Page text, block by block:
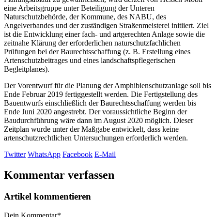
eine Arbeitsgruppe unter Beteiligung der Unteren
Naturschutzbehörde, der Kommune, des NABU, des
Angelverbandes und der zuständigen Straßenmeisterei initiiert. Ziel
ist die Entwicklung einer fach- und artgerechten Anlage sowie die
zeitnahe Klärung der erforderlichen naturschutzfachlichen
Prüfungen bei der Baurechtsschaffung (z. B. Erstellung eines
Artenschutzbeitrages und eines landschaftspflegerischen
Begleitplanes).
Der Vorentwurf für die Planung der Amphibienschutzanlage soll bis
Ende Februar 2019 fertiggestellt werden. Die Fertigstellung des
Bauentwurfs einschließlich der Baurechtsschaffung werden bis
Ende Juni 2020 angestrebt. Der voraussichtliche Beginn der
Baudurchführung wäre dann im August 2020 möglich. Dieser
Zeitplan wurde unter der Maßgabe entwickelt, dass keine
artenschutzrechtlichen Untersuchungen erforderlich werden.
Twitter WhatsApp Facebook E-Mail
Kommentar verfassen
Artikel kommentieren
Dein Kommentar*